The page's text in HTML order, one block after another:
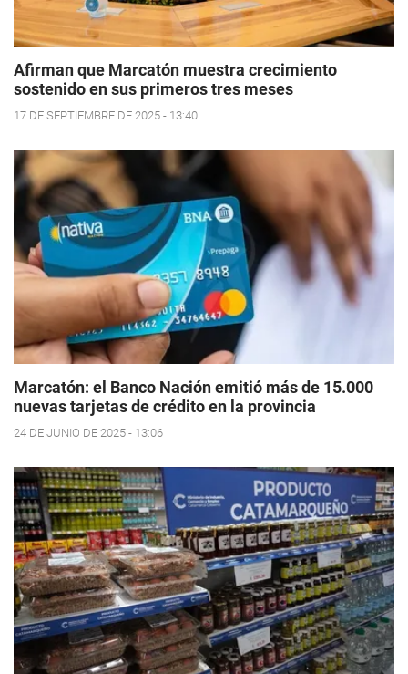
Afirman que Marcatón muestra crecimiento
sostenido en sus primeros tres meses
17 DE SEPTIEMBRE DE 2025 - 13:40
Marcatón: el Banco Nación emitió más de 15.000
nuevas tarjetas de crédito en la provincia
24 DE JUNIO DE 2025 - 13:06